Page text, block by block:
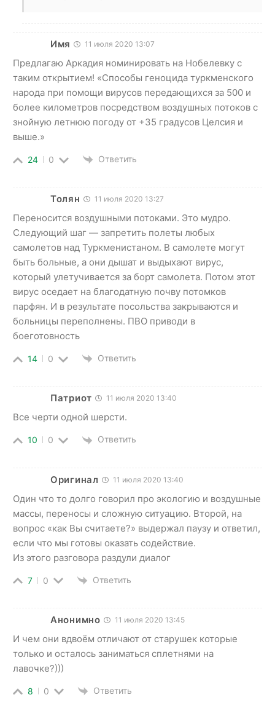
Имя 11 июля 2020 13:07
Предлагаю Аркадия номинировать на Нобелевку с
таким открытием! «Способы геноцида туркменского
народа при помощи вирусов передающихся за 500 и
более километров посредством воздушных потоков с
знойную летнюю погоду от +35 градусов Целсия и
выше.»
24 0 Ответить
Толян 11 июля 2020 13:27
Переносится воздушными потоками. Это мудро.
Следующий шаг — запретить полеты любых
самолетов над Туркменистаном. В самолете могут
быть больные, а они дышат и выдыхают вирус,
который улетучивается за борт самолета. Потом этот
вирус оседает на благодатную почву потомков
парфян. И в результате посольства закрываются и
больницы переполнены. ПВО приводи в
боеготовность
14 0 Ответить
Патриот 11 июля 2020 13:40
Все черти одной шерсти.
10 0 Ответить
Оригинал 11 июля 2020 13:40
Один что то долго говорил про экологию и воздушные
массы, переносы и сложную ситуацию. Второй, на
вопрос «как Вы считаете?» выдержал паузу и ответил,
если что мы готовы оказать содействие.
Из этого разговора раздули диалог
7 0 Ответить
Анонимно 11 июля 2020 13:45
И чем они вдвоём отличают от старушек которые
только и осталось заниматься сплетнями на
лавочке?)))
8 0 Ответить